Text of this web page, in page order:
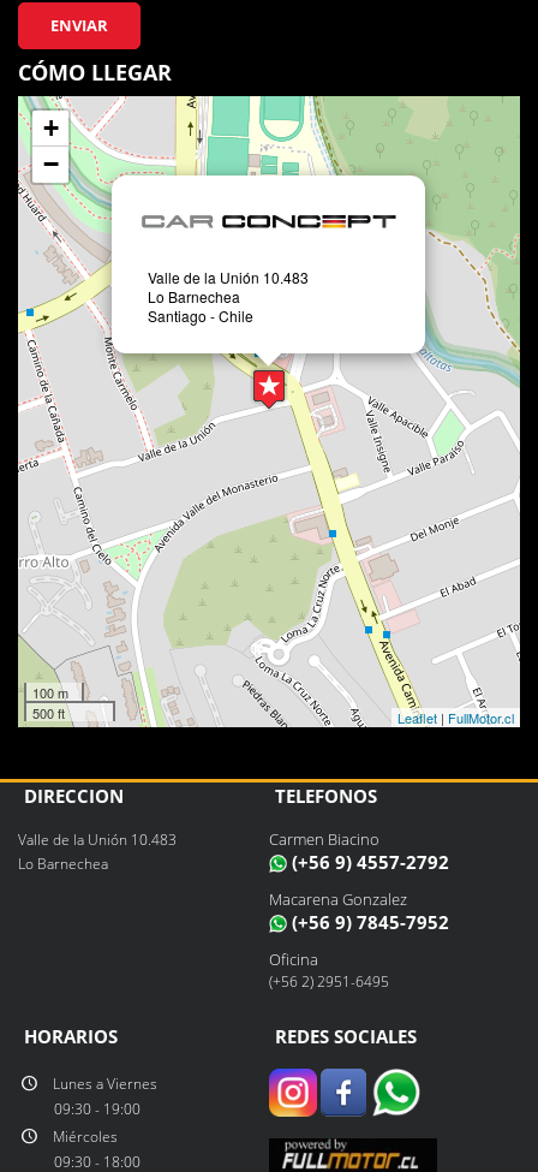
ENVIAR
CÓMO LLEGAR
Valle de la Unión 10.483
Lo Barnechea
Santiago - Chile
+
−
100 m
500 ft
Leaflet | FullMotor.cl
DIRECCIÓN
Valle de la Unión 10.483
Lo Barnechea
TELÉFONOS
Carmen Biacino
(+56 9) 4557-2792
Macarena Gonzalez
(+56 9) 7845-7952
Oficina
(+56 2) 2951-6495
HORARIOS
Lunes a Viernes
09:30 - 19:00
Miércoles
09:30 - 18:00
REDES SOCIALES